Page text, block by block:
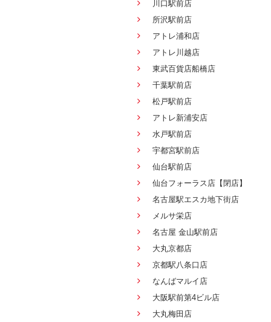
川口駅前店
所沢駅前店
アトレ浦和店
アトレ川越店
東武百貨店船橋店
千葉駅前店
松戸駅前店
アトレ新浦安店
水戸駅前店
宇都宮駅前店
仙台駅前店
仙台フォーラス店【閉店】
名古屋駅エスカ地下街店
メルサ栄店
名古屋 金山駅前店
大丸京都店
京都駅八条口店
なんばマルイ店
大阪駅前第4ビル店
大丸梅田店